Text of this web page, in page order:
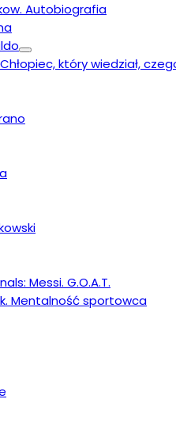
Autobiografia
który wiedział,
Messi. G.O.A.T.
Mentalność sportowca